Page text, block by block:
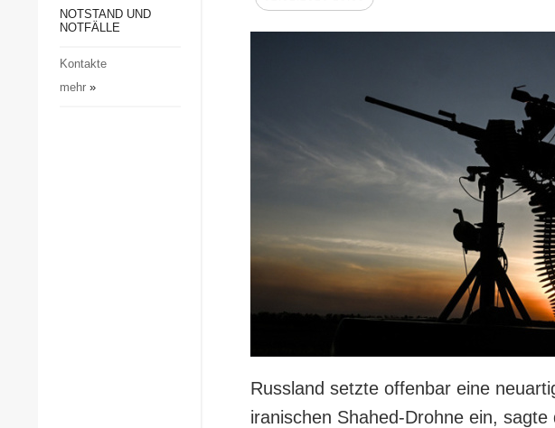
Gesellschaft und Kultur
NOTSTAND UND
NOTFÄLLE
Kontakte
mehr»
Russland setzte offenbar eine
iranischen Shahed-Drohne ein,